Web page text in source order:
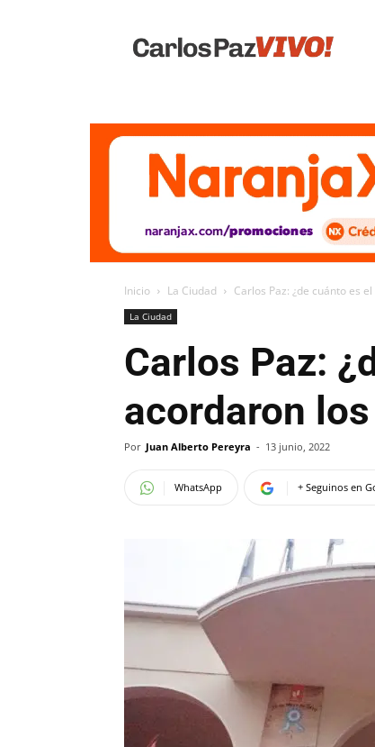
Vivo
Inicio La Ciudad Carlos Paz: ¿de cuánto es
La Ciudad
Carlos Paz:
acordaron
Por Juan Alberto Pereyra - 13 junio, 2022
WhatsApp + Seguinos en